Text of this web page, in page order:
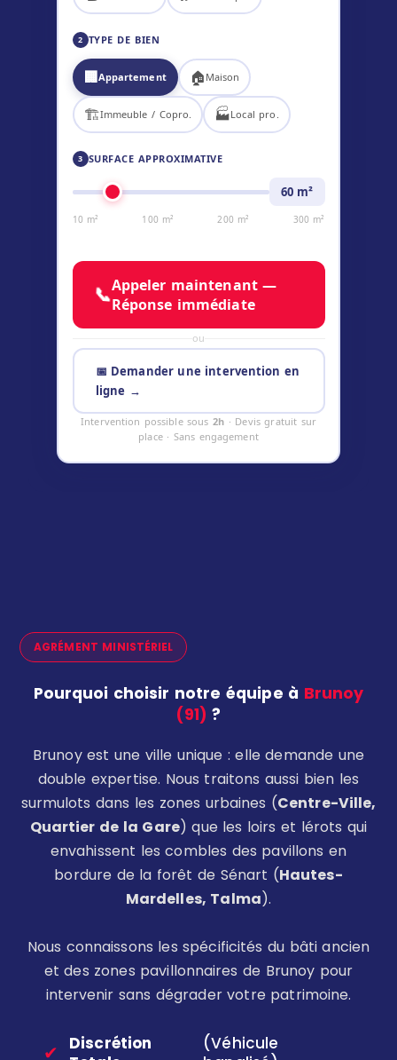
2 TYPE DE BIEN
🏢Appartement 🏠 Maison
🏗️Immeuble / Copro. 🏭Local pro.
3 SURFACE APPROXIMATIVE
60m²
10 m² 100 m² 200 m² 300 m²
📞Appeler maintenant —
Réponse immédiate
ou
📅 Demander une intervention en
ligne →
Intervention possible sous2h · Devis gratuit sur
place · Sans engagement
AGRÉMENT MINISTÉRIEL
Pourquoi choisir notre équipe à Brunoy
(91) ?
Brunoy est une ville unique : elle demande une
double expertise. Nous traitons aussi bien les
surmulots dans les zones urbaines (Centre-Ville,
Quartier de la Gare) que les loirs et lérots qui
envahissent les combles des pavillons en
bordure de la forêt de Sénart (Hautes-
Mardelles, Talma).
Nous connaissons les spécificités du bâti ancien
et des zones pavillonnaires de Brunoy pour
intervenir sans dégrader votre patrimoine.
✔
Discrétion
(Véhicule